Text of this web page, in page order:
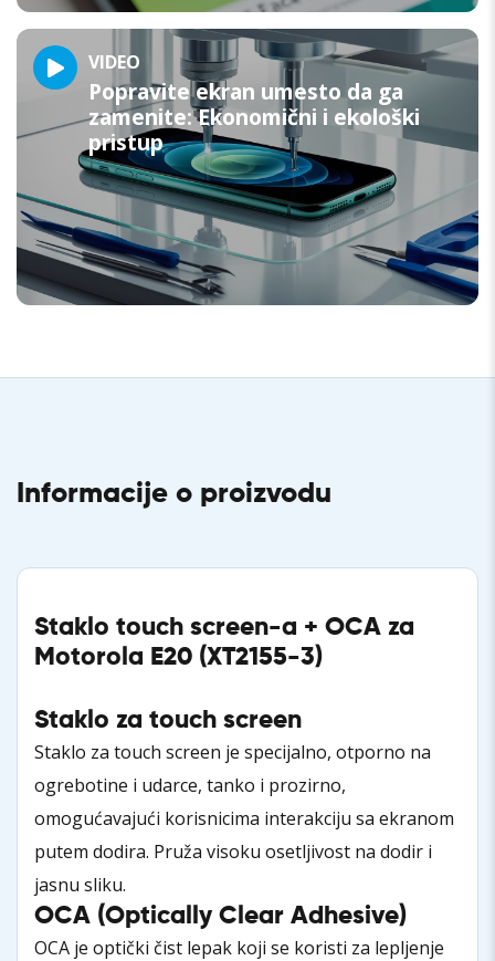
VIDEO
Popravite ekran umesto da ga
zamenite: Ekonomični i ekološki
pristup
Informacije o proizvodu
Staklo touch screen-a + OCA za
Motorola E20 (XT2155-3)
Staklo za touch screen
Staklo za touch screen je specijalno, otporno na
ogrebotine i udarce, tanko i prozirno,
omogućavajući korisnicima interakciju sa ekranom
putem dodira. Pruža visoku osetljivost na dodir i
jasnu sliku.
OCA (Optically Clear Adhesive)
OCA je optički čist lepak koji se koristi za lepljenje